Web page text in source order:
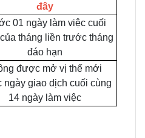
đây
01 ngày làm việc cuối
tháng liền trước tháng
đáo hạn
được mở vị thế mới
ngày giao dịch cuối cùng
14 ngày làm việc